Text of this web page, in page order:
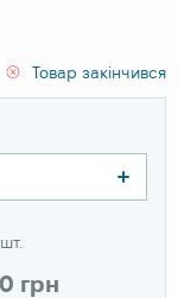
Товар закінчився
грн